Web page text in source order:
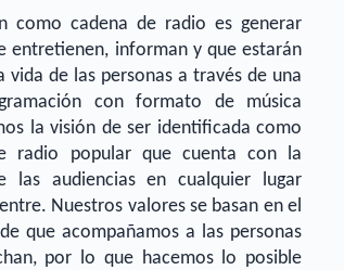
como cadena de radio es generar
entretienen, informan y que estarán
vida de las personas a través de una
con formato de música
la visión de ser identificada como
radio popular que cuenta con la
las audiencias en cualquier lugar
Nuestros valores se basan en el
que acompañamos a las personas
por lo que hacemos lo posible